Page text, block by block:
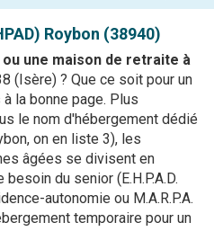
Roybon (38940)
ou une maison de retraite à
(Isère) ? Que ce soit pour un
la bonne page. Plus
le nom d'hébergement dédié
on en liste 3), les
âgées se divisent en
du senior (E.H.P.A.D.
autonomie ou M.A.R.P.A.
temporaire pour un